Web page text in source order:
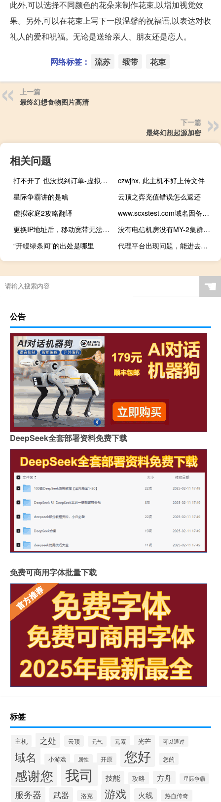
此外,可以选择不同颜色的花朵来制作花束,以增加视觉效
果。另外,可以在花束上写下一段温馨的祝福语,以表达对收
礼人的爱和祝福。无论是送给亲人、朋友还是恋人。
网络标签： 流苏 缎带 花束
上一篇
最终幻想食物图片高清
下一篇
最终幻想起源加密
相关问题
打不开了 也没找到订单-虚拟主机/数据库问题
czwjhx, 此主机不好上传文件
星际争霸讲的是啥
云顶之弈充值错误怎么返还
虚拟家庭2攻略翻译
www.scxstest.com域名因备案被阻止访问
更换IP地址后，移动宽带无法访问到服务器上的网站
没有电信机房没有MY-2集群选择了
“开幔绿条间”的出处是哪里
代理平台出现问题，能进去，除了虚拟主机其他都很难打开
☚
公告
DeepSeek全套部署资料免费下载
免费可商用字体批量下载
标签
主机 之处 云顶 元气 元素 光芒 可以通过
域名 小游戏 属性 开原 您好 您的
感谢您 我司 技能 攻略 方舟 星际争霸
服务器 武器 洛克 游戏 火线 热血传奇